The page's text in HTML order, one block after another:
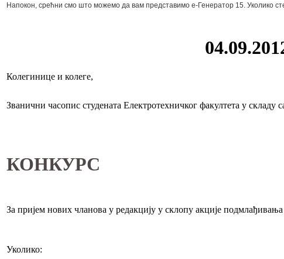
Напокон, срећни смо што можемо да вам представимо е-Генератор 15. Уколико
Колегинице и колеге,
Званични часопис студената Електротехничког факултета у складу
КОНКУРС
За пријем нових чланова у редакцију у склопу акције
Уколико: